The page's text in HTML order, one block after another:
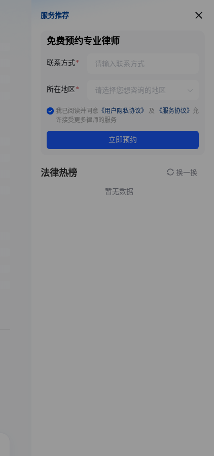
服务推荐
服务推荐
免费预约专业律师
联系方式
所在地区
我已阅读并同意 《用户隐私协议》 及 《服务协议》 允
许接受更多律师的服务
立即预约
法律热榜 换一换
暂无数据